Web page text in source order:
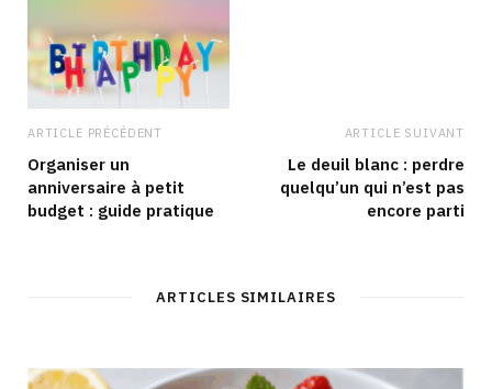
ARTICLE PRÉCÉDENT
Organiser un
anniversaire à petit
budget : guide pratique
ARTICLE SUIVANT
Le deuil blanc : perdre
quelqu’un qui n’est pas
encore parti
ARTICLES SIMILAIRES